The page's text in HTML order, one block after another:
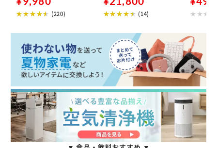
(220)
単 AAP-AH50A-W ホワイト
(14)